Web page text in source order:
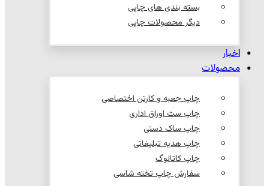
بسته بندی های چاپی
دیگر محصولات چاپی
اخبار
محصولات
چاپ جعبه و کارتن اختصاصی
چاپ ست اوراق اداری
چاپ ساک دستی
چاپ هدیه تبلیغاتی
چاپ کاتالوگ
سفارش چاپ تخته شاسی